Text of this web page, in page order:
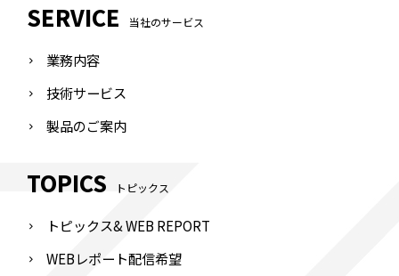
SERVICE 当社のサービス
業務内容
技術サービス
製品のご案内
TOPICS トピックス
トピックス& WEB REPORT
WEBレポート配信希望